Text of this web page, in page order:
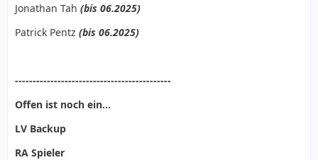
Jonathan Tah (bis 06.2025)
Patrick Pentz (bis 06.2025)
--------------------------------------------
Offen ist noch ein...
LV Backup
RA Spieler